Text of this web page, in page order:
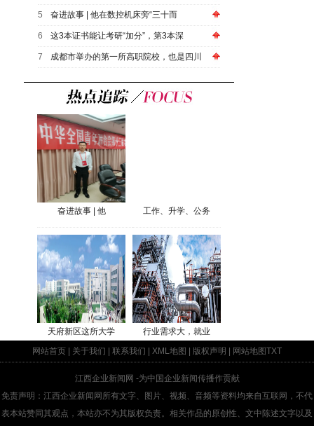
5 奋进故事 | 他在数控机床旁“三十而
6 这3本证书能让考研“加分”，第3本深
7 成都市举办的第一所高职院校，也是四川
奋进故事 | 他 工作、升学、公务
天府新区这所大学
行业需求大，就业
网站首页
关于我们 联系我们 XML地图 版权声明 网站地图TXT
江西企业新闻网 -为中国企业新闻传播作贡献
免责声明：江西企业新闻网所有文字、图片、视频、音频等资料均来自互联网，不代
表本站赞同其观点，本站亦不为其版权负责。相关作品的原创性、文中陈述文字以及